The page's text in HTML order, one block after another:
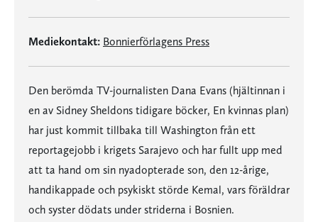
Mediekontakt: Bonnierförlagens Press
Den berömda TV-journalisten Dana Evans (hjältinnan i
en av Sidney Sheldons tidigare böcker, En kvinnas plan)
har just kommit tillbaka till Washington från ett
reportagejobb i krigets Sarajevo och har fullt upp med
att ta hand om sin nyadopterade son, den 12-årige,
handikappade och psykiskt störde Kemal, vars föräldrar
och syster dödats under striderna i Bosnien.